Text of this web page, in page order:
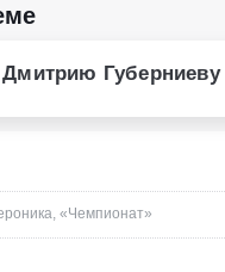
«Чемпионат»